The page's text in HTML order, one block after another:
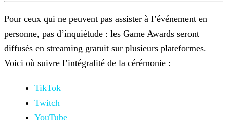
Pour ceux qui ne peuvent pas assister à l’événement en
personne, pas d’inquiétude : les Game Awards seront
diffusés en streaming gratuit sur plusieurs plateformes.
Voici où suivre l’intégralité de la cérémonie :
TikTok
Twitch
YouTube